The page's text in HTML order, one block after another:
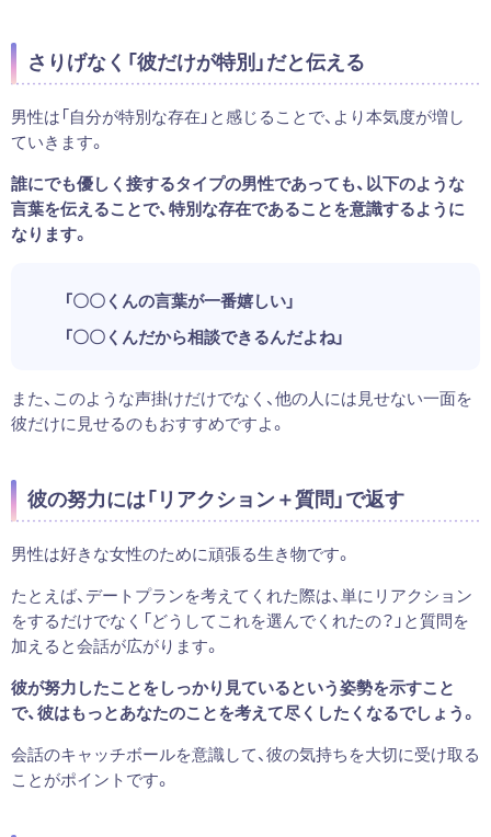
さりげなく「彼だけが特別」だと伝える
男性は「自分が特別な存在」と感じることで、より本気度が増し
ていきます。
誰にでも優しく接するタイプの男性であっても、以下のような
言葉を伝えることで、特別な存在であることを意識するように
なります。
「〇〇くんの言葉が一番嬉しい」
「〇〇くんだから相談できるんだよね」
また、このような声掛けだけでなく、他の人には見せない一面を
彼だけに見せるのもおすすめですよ。
彼の努力には「リアクション＋質問」で返す
男性は好きな女性のために頑張る生き物です。
たとえば、デートプランを考えてくれた際は、単にリアクション
をするだけでなく「どうしてこれを選んでくれたの？」と質問を
加えると会話が広がります。
彼が努力したことをしっかり見ているという姿勢を示すこと
で、彼はもっとあなたのことを考えて尽くしたくなるでしょう。
会話のキャッチボールを意識して、彼の気持ちを大切に受け取る
ことがポイントです。